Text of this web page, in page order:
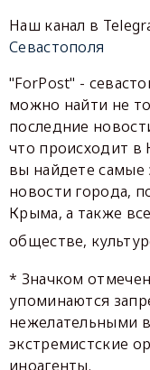
Наш канал в
Севастополя
"ForPost" -
можно найти не
последние
что происходит в
вы найдете
новости города,
Крыма, а также
обществе,
* Значком
упоминаются
нежелательными
экстремистские
иноагенты.